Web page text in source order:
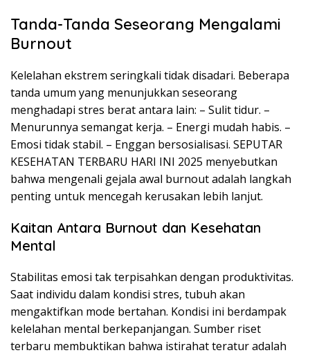
Tanda-Tanda Seseorang Mengalami
Burnout
Kelelahan ekstrem seringkali tidak disadari. Beberapa
tanda umum yang menunjukkan seseorang
menghadapi stres berat antara lain: – Sulit tidur. –
Menurunnya semangat kerja. – Energi mudah habis. –
Emosi tidak stabil. – Enggan bersosialisasi. SEPUTAR
KESEHATAN TERBARU HARI INI 2025 menyebutkan
bahwa mengenali gejala awal burnout adalah langkah
penting untuk mencegah kerusakan lebih lanjut.
Kaitan Antara Burnout dan Kesehatan
Mental
Stabilitas emosi tak terpisahkan dengan produktivitas.
Saat individu dalam kondisi stres, tubuh akan
mengaktifkan mode bertahan. Kondisi ini berdampak
kelelahan mental berkepanjangan. Sumber riset
terbaru membuktikan bahwa istirahat teratur adalah